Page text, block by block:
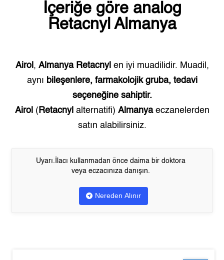
İçeriğe göre analog
Retacnyl Almanya
Airol , Almanya Retacnyl en iyi muadilidir. Muadil,
aynı bileşenlere, farmakolojik gruba, tedavi
seçeneğine sahiptir.
Airol ( Retacnyl alternatifi) Almanyaeczanelerden
satın alabilirsiniz.
Uyarı.İlacı kullanmadan önce daima bir doktora
veya eczacınıza danışın.
Nereden Alınır